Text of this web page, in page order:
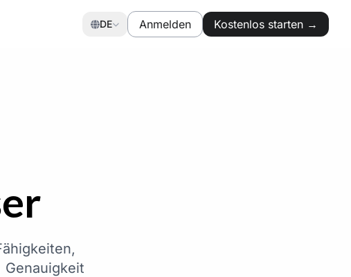
DE Anmelden Kostenlos starten →
Genauigkeit